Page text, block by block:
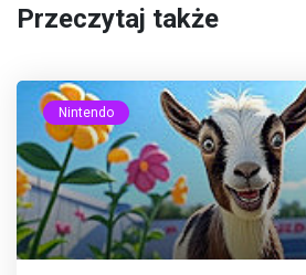
Przeczytaj także
Nintendo